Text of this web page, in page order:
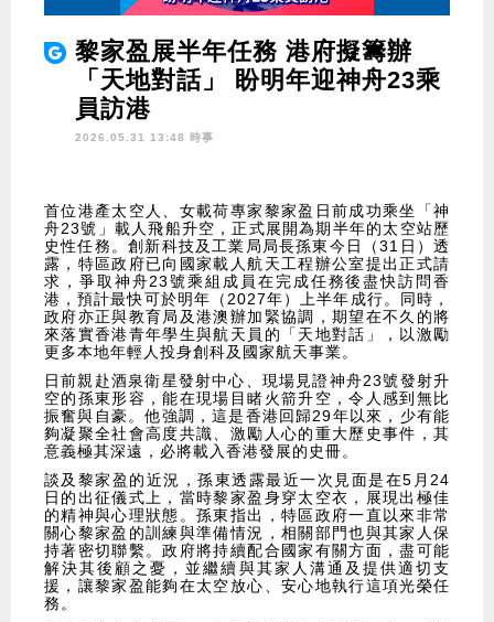
黎家盈展半年任務 港府擬籌辦
「天地對話」 盼明年迎神舟23乘
員訪港
2026.05.31 13:48 時事
首位港產太空人、女載荷專家黎家盈日前成功乘坐「神
舟23號」載人飛船升空，正式展開為期半年的太空站歷
史性任務。創新科技及工業局局長孫東今日（31日）透
露，特區政府已向國家載人航天工程辦公室提出正式請
求，爭取神舟23號乘組成員在完成任務後盡快訪問香
港，預計最快可於明年（2027年）上半年成行。同時，
政府亦正與教育局及港澳辦加緊協調，期望在不久的將
來落實香港青年學生與航天員的「天地對話」，以激勵
更多本地年輕人投身創科及國家航天事業。
日前親赴酒泉衛星發射中心、現場見證神舟23號發射升
空的孫東形容，能在現場目睹火箭升空，令人感到無比
振奮與自豪。他強調，這是香港回歸29年以來，少有能
夠凝聚全社會高度共識、激勵人心的重大歷史事件，其
意義極其深遠，必將載入香港發展的史冊。
談及黎家盈的近況，孫東透露最近一次見面是在5月24
日的出征儀式上，當時黎家盈身穿太空衣，展現出極佳
的精神與心理狀態。孫東指出，特區政府一直以來非常
關心黎家盈的訓練與準備情況，相關部門也與其家人保
持著密切聯繫。政府將持續配合國家有關方面，盡可能
解決其後顧之憂，並繼續與其家人溝通及提供適切支
援，讓黎家盈能夠在太空放心、安心地執行這項光榮任
務。